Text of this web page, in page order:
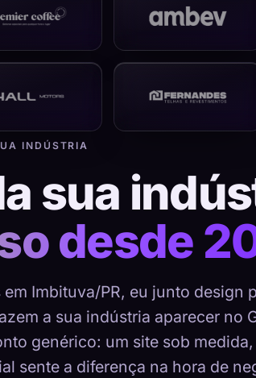
INDÚSTRIA
sua
desde
Imbituva/PR, eu junto design
a sua indústria aparecer no
genérico: um site sob
sente a diferença na hora de